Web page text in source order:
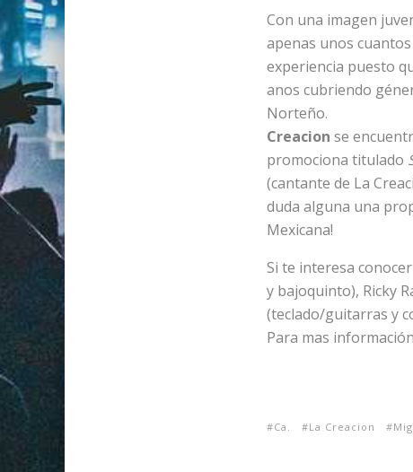
Con una imagen
apenas unos
experiencia puesto
anos cubriendo
Creacion se
promociona titulado
(cantante de La
duda alguna una
Mexicana!
Si te interesa
y bajoquinto), Ricky
(teclado/guitarras y
Para mas
Ca. La Creacion